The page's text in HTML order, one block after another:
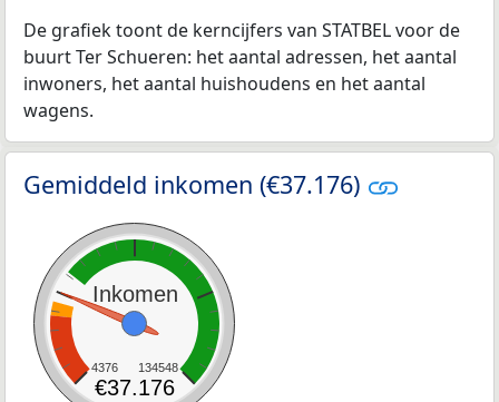
De grafiek toont de kerncijfers van STATBEL voor de
buurt Ter Schueren: het aantal adressen, het aantal
inwoners, het aantal huishoudens en het aantal
wagens.
Gemiddeld inkomen (€37.176)
Inkomen
4376 134548
€37.176